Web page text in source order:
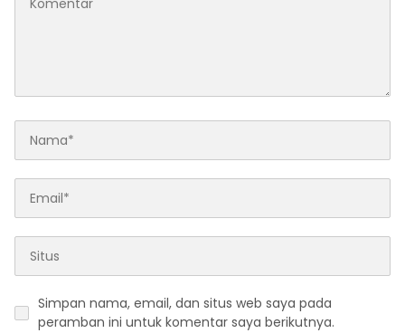
Simpan nama, email, dan situs web saya pada
peramban ini untuk komentar saya berikutnya.